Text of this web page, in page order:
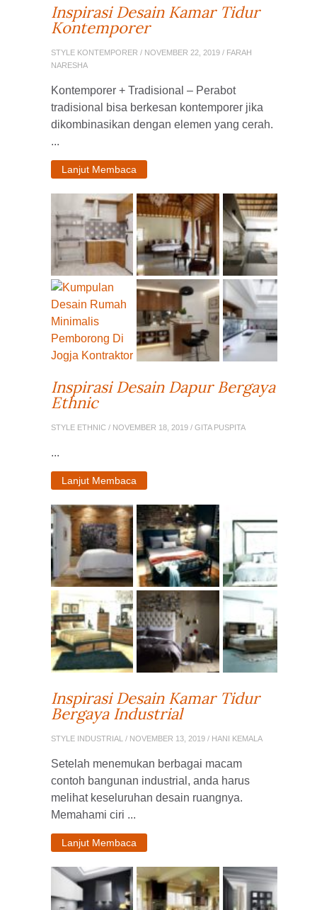
Inspirasi Desain Kamar Tidur
Kontemporer
STYLE KONTEMPORER / NOVEMBER 22, 2019 / FARAH
NARESHA
Kontemporer + Tradisional – Perabot
tradisional bisa berkesan kontemporer jika
dikombinasikan dengan elemen yang cerah.
...
Lanjut Membaca
Inspirasi Desain Dapur Bergaya
Ethnic
STYLE ETHNIC / NOVEMBER 18, 2019 / GITA PUSPITA
...
Lanjut Membaca
Inspirasi Desain Kamar Tidur
Bergaya Industrial
STYLE INDUSTRIAL / NOVEMBER 13, 2019 / HANI KEMALA
Setelah menemukan berbagai macam
contoh bangunan industrial, anda harus
melihat keseluruhan desain ruangnya.
Memahami ciri ...
Lanjut Membaca